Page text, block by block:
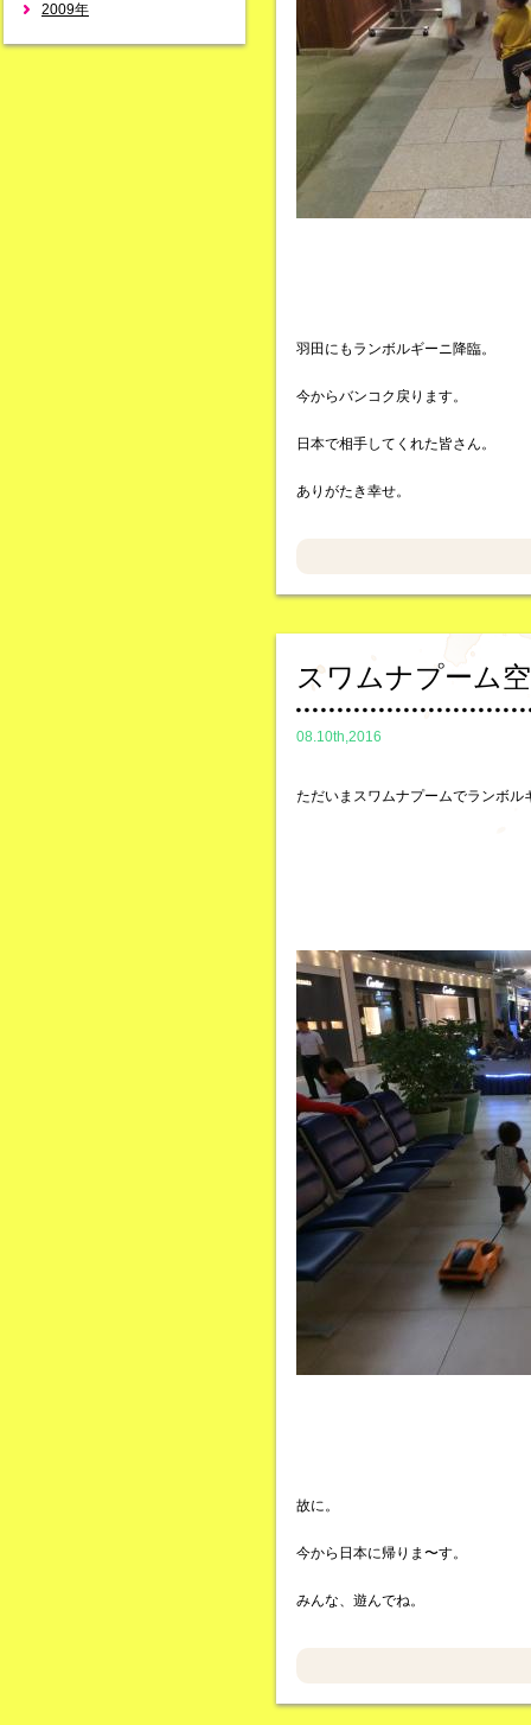
2009年
羽田にもランボルギーニ降臨。
今からバンコク戻ります。
日本で相手してくれた皆さん。
ありがたき幸せ。
スワムナプーム
08.10th,2016
ただいまスワムナプームでランボル
故に。
今から日本に帰りま〜す。
みんな、遊んでね。